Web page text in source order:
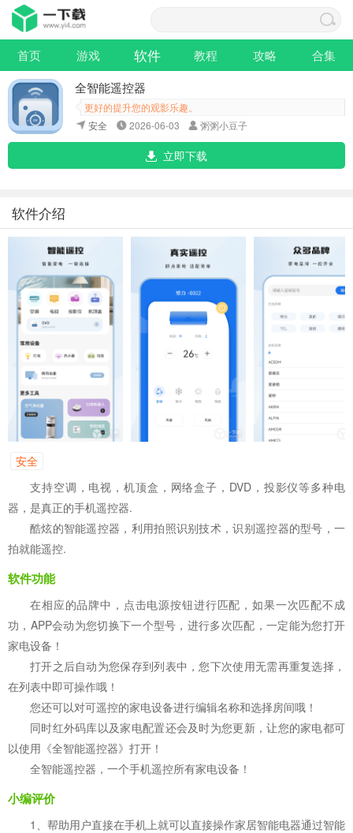
首页 游戏 软件 教程 攻略 合集
全智能遥控器
更好的提升您的观影乐趣。
安全
2026-06-03 粥粥小豆子
立即下载
软件介绍
安全
支持空调，电视，机顶盒，网络盒子，DVD，投影仪等多种电
器，是真正的手机遥控器.
酷炫的智能遥控器，利用拍照识别技术，识别遥控器的型号，一
拍就能遥控.
软件功能
在相应的品牌中，点击电源按钮进行匹配，如果一次匹配不成
功，APP会动为您切换下一个型号，进行多次匹配，一定能为您打开
家电设备！
打开之后自动为您保存到列表中，您下次使用无需再重复选择，
在列表中即可操作哦！
您还可以对可遥控的家电设备进行编辑名称和选择房间哦！
同时红外码库以及家电配置还会及时为您更新，让您的家电都可
以使用《全智能遥控器》打开！
全智能遥控器，一个手机遥控所有家电设备！
小编评价
1、帮助用户直接在手机上就可以直接操作家居智能电器通过智能